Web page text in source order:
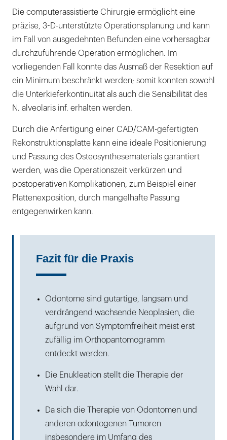
Die computerassistierte Chirurgie ermöglicht eine
präzise, 3-D-unter­stützte Operationsplanung und kann
im Fall von ausgedehnten Befunden eine vorhersagbar
durchzuführende Operation ermöglichen. Im
vorliegenden Fall konnte das Ausmaß der Resektion auf
ein Minimum beschränkt werden; somit konnten sowohl
die Unterkieferkontinuität als auch die Sensibilität des
N. alveolaris inf. erhalten werden.
Durch die Anfertigung einer CAD/CAM-gefertigten
Rekonstruktions­platte kann eine ideale Positionierung
und Passung des Osteosynthesematerials garantiert
werden, was die Operationszeit verkürzen und
postoperativen Komplikationen, zum Beispiel einer
Plattenexposition, durch mangelhafte Passung
entgegenwirken kann.
Fazit für die Praxis
Odontome sind gutartige, langsam und
verdrängend wachsende Neoplasien, die
aufgrund von Symptomfreiheit meist erst
zufällig im Orthopantomogramm
entdeckt werden.
Die Enukleation stellt die Therapie der
Wahl dar.
Da sich die Therapie von Odontomen und
anderen odontogenen Tumoren
insbesondere im Umfang des